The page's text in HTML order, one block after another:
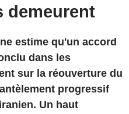
demeurent
estime qu'un accord
dans les
sur la réouverture du
progressif
Un haut